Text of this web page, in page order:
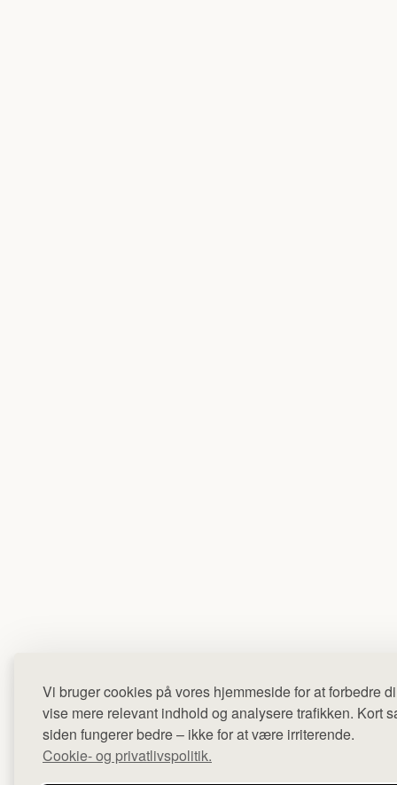
Vi bruger cookies på vores hjemmeside for at forbedre
vise mere relevant indhold og analysere trafikken. Kort
siden fungerer bedre – ikke for at være irriterende.
Cookie- og privatlivspolitik.